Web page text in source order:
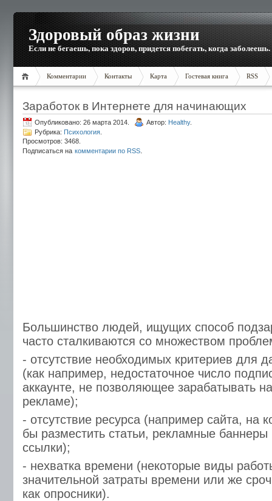
Здоровый образ жизни
Если не бегаешь, пока здоров, придется побегать, когда заболеешь.
Комментарии Контакты Карта Гостевая книга RSS
Заработок в Интернете для начинающих
Опубликовано: 26 марта 2014. Автор: Healthy.
Рубрика: Психология
Просмотров: 3468.
Подписаться на комментарии по RSS.
Большинство людей, ищущих способ
часто сталкиваются со множеством
- отсутствие необходимых критериев для
(как например, недостаточное число
аккаунте, не позволяющее зарабатывать
рекламе);
- отсутствие ресурса (например сайта, на
бы разместить статьи, рекламные
ссылки);
- нехватка времени (некоторые виды
значительной затраты времени или же
как опросники).